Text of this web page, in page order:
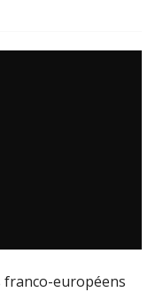
franco-européens